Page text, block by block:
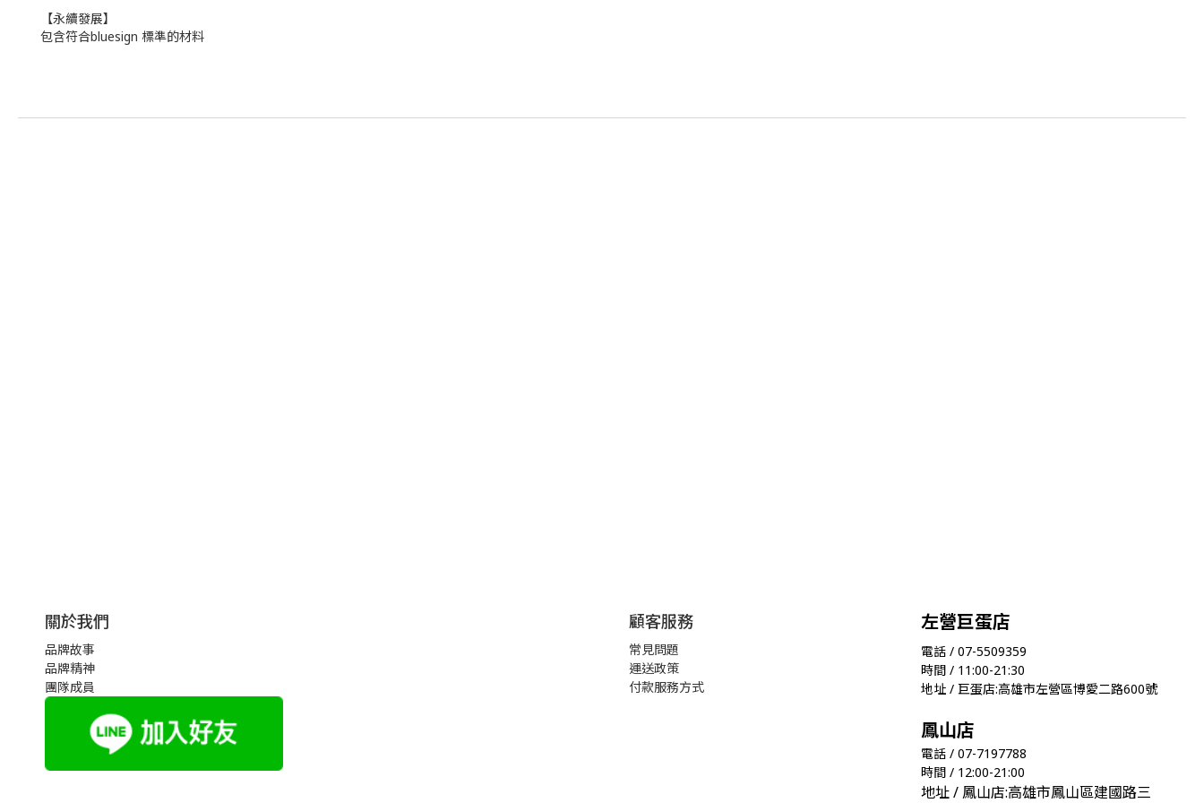
【永續發展】
包含符合bluesign 標準的材料
關於我們
品牌故事
品牌精神
團隊成員
顧客服務
常見問題
運送政策
付款服務方式
左營巨蛋店
電話 / 07-5509359
時間 / 11:00-21:30
地址 / 巨蛋店:高雄市左營區博愛二路600號
鳳山店
電話 / 07-7197788
時間 / 12:00-21:00
地址 / 鳳山店:高雄市鳳山區建國路三